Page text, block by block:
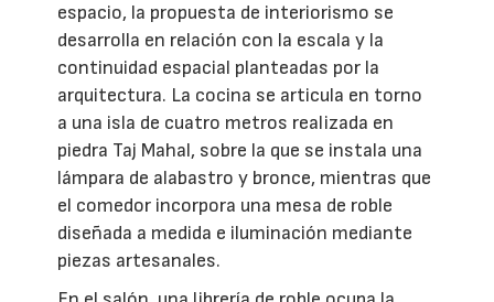
espacio, la propuesta de interiorismo se
desarrolla en relación con la escala y la
continuidad espacial planteadas por la
arquitectura. La cocina se articula en torno
a una isla de cuatro metros realizada en
piedra Taj Mahal, sobre la que se instala una
lámpara de alabastro y bronce, mientras que
el comedor incorpora una mesa de roble
diseñada a medida e iluminación mediante
piezas artesanales.